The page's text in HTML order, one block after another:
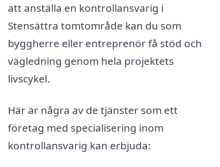
att anställa en kontrollansvarig i
Stensättra tomtområde kan du som
byggherre eller entreprenör få stöd och
vägledning genom hela projektets
livscykel.
Här är några av de tjänster som ett
företag med specialisering inom
kontrollansvarig kan erbjuda: